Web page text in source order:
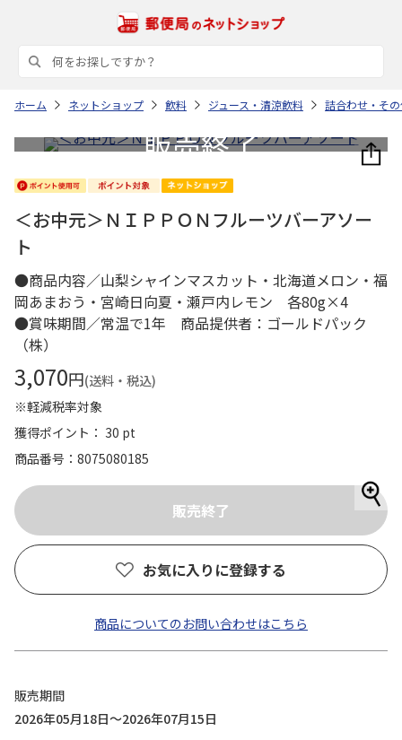
ホーム ネットショップ 飲料 ジュース・清涼飲料 詰合わせ・そ
＜お中元＞ＮＩＰＰＯＮフルーツバーアソー
ト
●商品内容／山梨シャインマスカット・北海道メロン・福
岡あまおう・宮崎日向夏・瀬戸内レモン 各80g×4
●賞味期間／常温で1年 商品提供者：ゴールドパック
（株）
3,070円(送料・税込)
※軽減税率対象
獲得ポイント： 30 pt
商品番号
8075080185
お気に入りに登録する
商品についてのお問い合わせはこちら
販売期間
2026年05月18日～2026年07月15日